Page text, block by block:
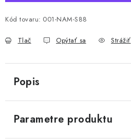
Kód tovaru: 001-NAM-S88
Tlač Opýtať sa Strážiť
Popis
Parametre produktu